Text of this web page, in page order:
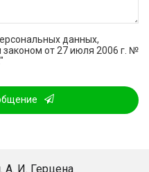
данных,
от 27 июля 2006 г. №
И. Герцена